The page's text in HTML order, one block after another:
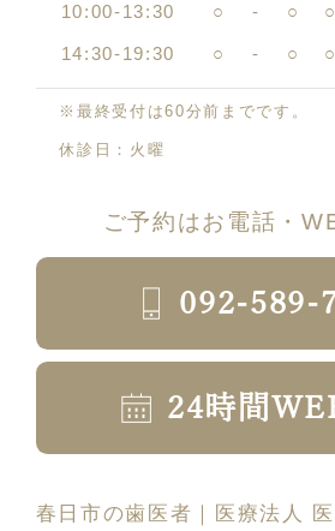
10:00-13:30 ○ - ○ ○
14:30-19:30 ○ - ○ ○
※最終受付は60分前までです。
休診日：火曜
ご予約はお電話・
092-589-
24時間
春日市の歯医者｜医療法人